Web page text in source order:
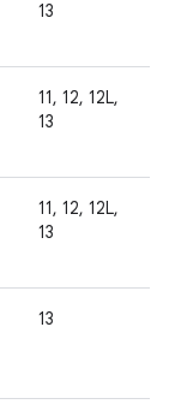
13
11, 12, 12L,
13
11, 12, 12L,
13
13